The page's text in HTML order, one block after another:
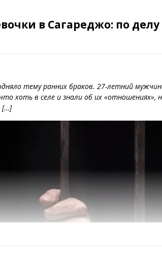
в Сагареджо: по
тему ранних браков. 27-летний
хоть в селе и знали об их
[…]